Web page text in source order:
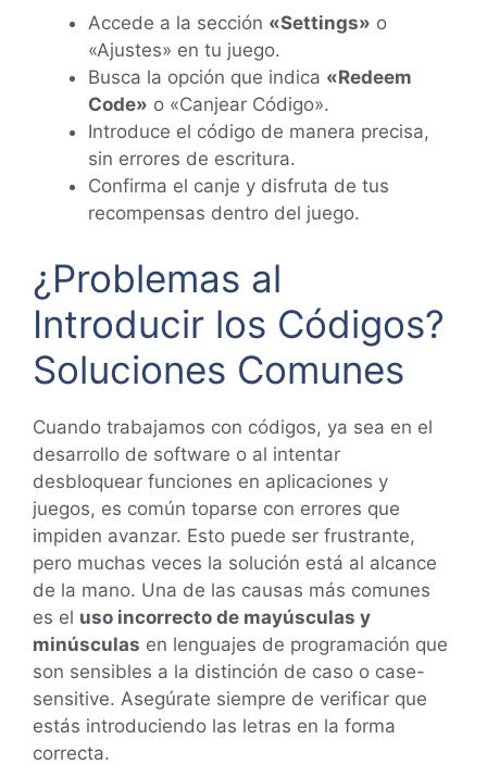
Accede a la sección «Settings» o
«Ajustes» en tu juego.
Busca la opción que indica «Redeem
Code» o «Canjear Código».
Introduce el código de manera precisa,
sin errores de escritura.
Confirma el canje y disfruta de tus
recompensas dentro del juego.
¿Problemas al
Introducir los Códigos?
Soluciones Comunes
Cuando trabajamos con códigos, ya sea en el
desarrollo de software o al intentar
desbloquear funciones en aplicaciones y
juegos, es común toparse con errores que
impiden avanzar. Esto puede ser frustrante,
pero muchas veces la solución está al alcance
de la mano. Una de las causas más comunes
es el uso incorrecto de mayúsculas y
minúsculas en lenguajes de programación que
son sensibles a la distinción de caso o case-
sensitive. Asegúrate siempre de verificar que
estás introduciendo las letras en la forma
correcta.